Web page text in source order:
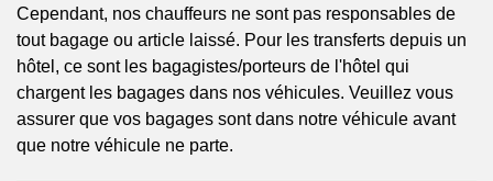
Cependant, nos chauffeurs ne sont pas responsables de
tout bagage ou article laissé. Pour les transferts depuis un
hôtel, ce sont les bagagistes/porteurs de l'hôtel qui
chargent les bagages dans nos véhicules. Veuillez vous
assurer que vos bagages sont dans notre véhicule avant
que notre véhicule ne parte.